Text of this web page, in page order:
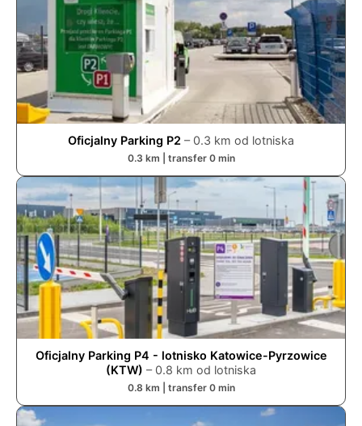
Oficjalny Parking P2 – 0.3 km od lotniska
0.3 km | transfer 0min
Oficjalny Parking P4 - lotnisko Katowice-Pyrzowice
(KTW) – 0.8 km od lotniska
0.8 km | transfer 0min